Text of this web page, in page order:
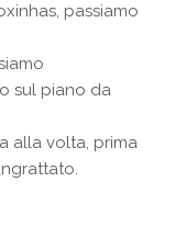
passiamo
sul piano da
alla volta, prima